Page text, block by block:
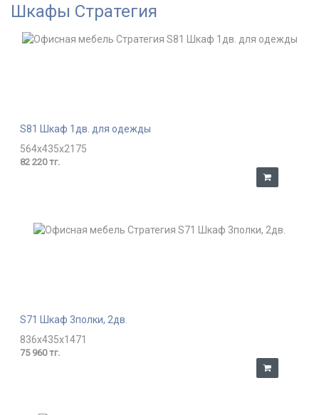
Шкафы Стратегия
S81 Шкаф 1дв. для одежды
564x435x2175
82 220 тг.
S71 Шкаф 3полки, 2дв.
836x435x1471
75 960 тг.